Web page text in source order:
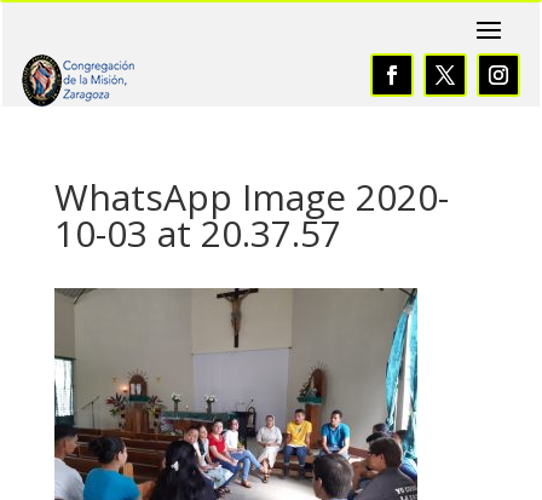
WhatsApp Image 2020-
10-03 at 20.37.57